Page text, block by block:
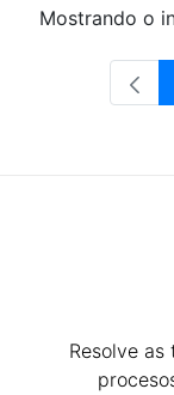
Mostrando o
Resolve